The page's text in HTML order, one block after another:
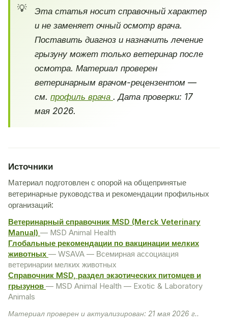
Эта статья носит справочный характер
и не заменяет очный осмотр врача.
Поставить диагноз и назначить лечение
грызуну может только ветеринар после
осмотра. Материал проверен
ветеринарным врачом-рецензентом —
см. профиль врача . Дата проверки: 17
мая 2026.
Источники
Материал подготовлен с опорой на общепринятые
ветеринарные руководства и рекомендации профильных
организаций:
Ветеринарный справочник MSD (Merck Veterinary
Manual) — MSD Animal Health
Глобальные рекомендации по вакцинации мелких
животных — WSAVA — Всемирная ассоциация
ветеринарии мелких животных
Справочник MSD, раздел экзотических питомцев и
грызунов — MSD Animal Health — Exotic & Laboratory
Animals
Материал проверен и актуализирован: 21 мая 2026 г..